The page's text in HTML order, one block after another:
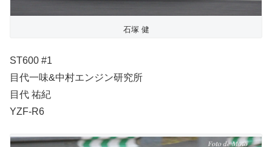
石塚 健
ST600 #1
目代一味&中村エンジン研究所
目代 祐紀
YZF-R6